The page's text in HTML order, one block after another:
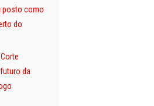
posto como
do
da